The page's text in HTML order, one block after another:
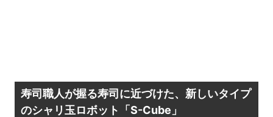
寿司職人が握る寿司に近づけた、新しいタイプ
のシャリ玉ロボット「S-Cube」